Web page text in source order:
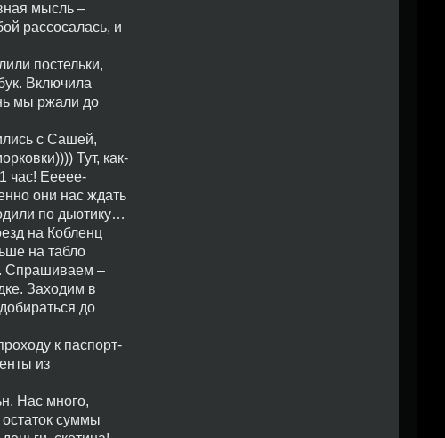
мысль –
рассосалась, и
постельки,
Включила
мы ржали до
с Сашей,
Тут, как-
час! Еееее-
они нас ждать
по дьютику…
на Кобленц
на табло
Спрашиваем –
Заходим в
до
к паспорт-
из
Нас много,
суммы